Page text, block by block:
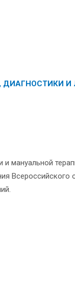
И
и мануальной
Всероссийского